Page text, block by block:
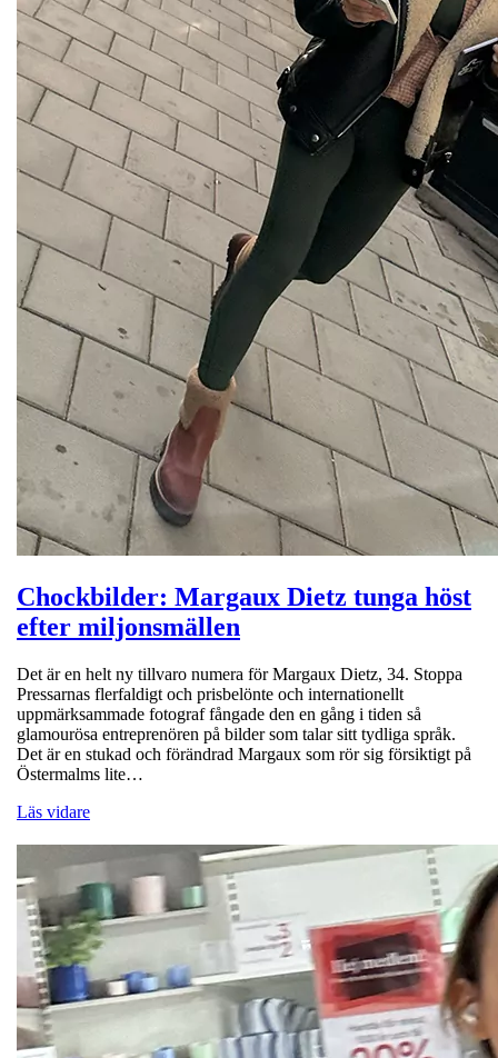
Chockbilder: Margaux Dietz tunga höst
efter miljonsmällen
Det är en helt ny tillvaro numera för Margaux Dietz, 34. Stoppa
Pressarnas flerfaldigt och prisbelönte och internationellt
uppmärksammade fotograf fångade den en gång i tiden så
glamourösa entreprenören på bilder som talar sitt tydliga språk.
Det är en stukad och förändrad Margaux som rör sig försiktigt på
Östermalms lite…
Läs vidare